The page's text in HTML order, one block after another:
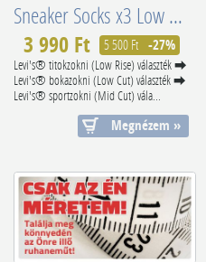
Sneaker Socks x3 Low Cut Batwing Logo 701224672001
3 990 Ft 5 500 Ft -27%
Levi's® titokzokni (Low Rise) választék ⮕
Levi's® bokazokni (Low Cut) választék ⮕
Levi's® sportzokni (Mid Cut) vála...
Megnézem »